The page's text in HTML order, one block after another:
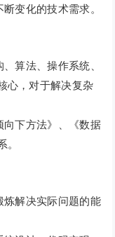
变化的技术需求。
算法、操作系统、
心，对于解决复杂
向下方法》、《数据
。
炼解决实际问题的能